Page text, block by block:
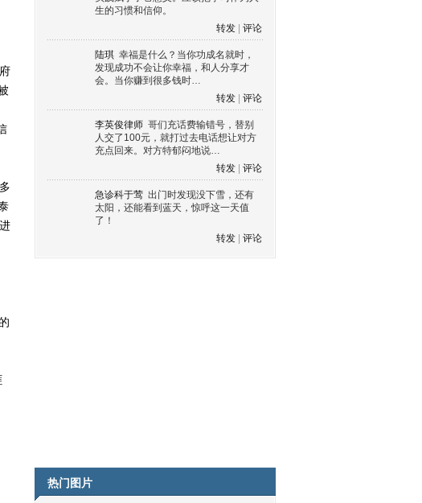
生的习惯和信仰。
转发
评论
陆琪 幸福是什么？当你功成名就时，
发现成功不会让你幸福，和人分享才
会。当你赚到很多钱时…
转发
评论
李英俊律师 哥们充话费输错号，替别
人交了100元，就打过去电话想让对方
充点回来。对方特郁闷地说…
转发
评论
急诊科于莺 出门时发现没下雪，还有
太阳，还能看到蓝天，惊呼这一天值
了！
转发
评论
热门图片